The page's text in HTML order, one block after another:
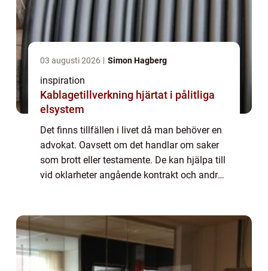
03 augusti 2026 Simon Hagberg
inspiration
Kablagetillverkning hjärtat i pålitliga
elsystem
Det finns tillfällen i livet då man behöver en
advokat. Oavsett om det handlar om saker
som brott eller testamente. De kan hjälpa till
vid oklarheter angående kontrakt och andra